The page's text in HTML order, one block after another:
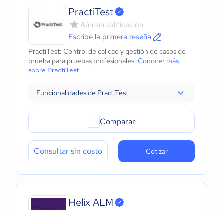
PractiTest
Aún sin calificación
Escribe la primera reseña
PractiTest: Control de calidad y gestión de casos de
prueba para pruebas profesionales. Conocer más
sobre PractiTest
Funcionalidades de PractiTest
Comparar
Consultar sin costo Cotizar
Helix ALM